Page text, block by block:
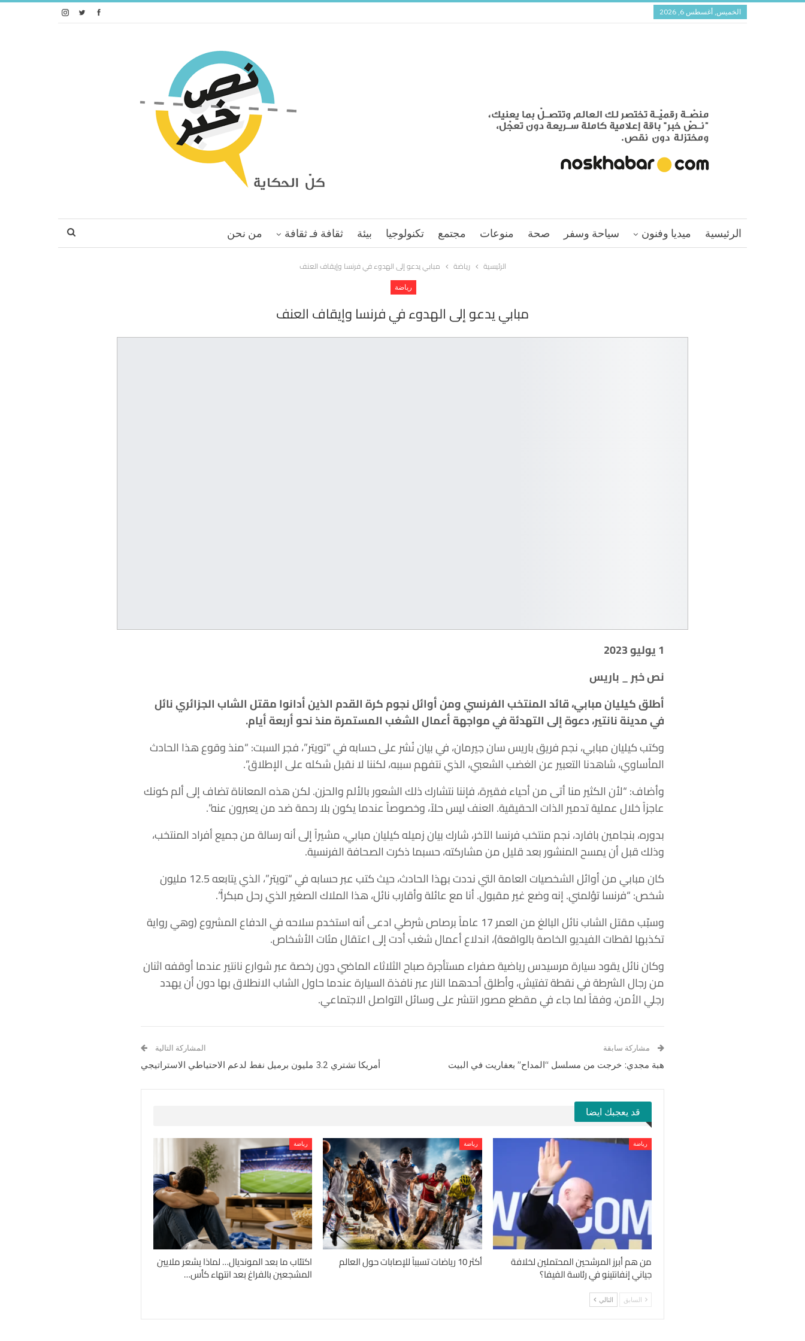
الخميس, أغسطس 6, 2026
الرئيسية ميديا وفنون سياحة وسفر صحة منوعات مجتمع تكنولوجيا بيئة ثقافة فـ ثقافة من نحن
الرئيسية رياضة مبابي يدعو إلى الهدوء في فرنسا وإيقاف العنف
رياضة
مبابي يدعو إلى الهدوء في فرنسا وإيقاف العنف
1 يوليو 2023
نص خبر _ باريس
أطلق كيليان مبابي، قائد المنتخب الفرنسي ومن أوائل نجوم كرة القدم الذين أدانوا مقتل الشاب الجزائري نائل
في مدينة نانتير، دعوة إلى التهدئة في مواجهة أعمال الشغب المستمرة منذ نحو أربعة أيام.
وكتب كيليان مبابي، نجم فريق باريس سان جيرمان، في بيان نُشر على حسابه في “تويتر”، فجر السبت: “منذ وقوع هذا الحادث
المأساوي، شاهدنا التعبير عن الغضب الشعبي، الذي نتفهم سببه، لكننا لا نقبل شكله على الإطلاق”.
وأضاف: “لأن الكثير منا أتى من أحياء فقيرة، فإننا نتشارك ذلك الشعور بالألم والحزن. لكن هذه المعاناة تضاف إلى ألم كونك
عاجزاً خلال عملية تدمير الذات الحقيقية. العنف ليس حلاً، وخصوصاً عندما يكون بلا رحمة ضد من يعبرون عنه”.
بدوره، بنجامين بافارد، نجم منتخب فرنسا الآخر، شارك بيان زميله كيليان مبابي، مشيراً إلى أنه رسالة من جميع أفراد المنتخب،
وذلك قبل أن يمسح المنشور بعد قليل من مشاركته، حسبما ذكرت الصحافة الفرنسية.
كان مبابي من أوائل الشخصيات العامة التي نددت بهذا الحادث، حيث كتب عبر حسابه في “تويتر”، الذي يتابعه 12.5 مليون
شخص: “فرنسا تؤلمني. إنه وضع غير مقبول. أنا مع عائلة وأقارب نائل، هذا الملاك الصغير الذي رحل مبكراً”.
وسبّب مقتل الشاب نائل البالغ من العمر 17 عاماً برصاص شرطي ادعى أنه استخدم سلاحه في الدفاع المشروع (وهي رواية
تكذبها لقطات الفيديو الخاصة بالواقعة)، اندلاع أعمال شغب أدت إلى اعتقال مئات الأشخاص.
وكان نائل يقود سيارة مرسيدس رياضية صفراء مستأجرة صباح الثلاثاء الماضي دون رخصة عبر شوارع نانتير عندما أوقفه اثنان
من رجال الشرطة في نقطة تفتيش، وأطلق أحدهما النار عبر نافذة السيارة عندما حاول الشاب الانطلاق بها دون أن يهدد
رجلي الأمن، وفقاً لما جاء في مقطع مصور انتشر على وسائل التواصل الاجتماعي.
مشاركة سابقة
هبة مجدي: خرجت من مسلسل “المداح” بعفاريت في البيت
المشاركة التالية
أمريكا تشتري 3.2 مليون برميل نفط لدعم الاحتياطي الاستراتيجي
قد يعجبك ايضا
رياضة
من هم أبرز المرشحين المحتملين لخلافة
جياني إنفانتينو في رئاسة الفيفا؟
رياضة
أكثر 10 رياضات تسبباً للإصابات حول العالم
رياضة
اكتئاب ما بعد المونديال… لماذا يشعر ملايين
المشجعين بالفراغ بعد انتهاء كأس…
السابق التالي